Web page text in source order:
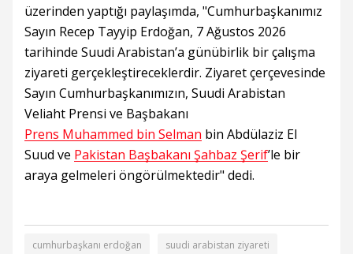
üzerinden yaptığı paylaşımda, "Cumhurbaşkanımız
Sayın Recep Tayyip Erdoğan, 7 Ağustos 2026
tarihinde Suudi Arabistan’a günübirlik bir çalışma
ziyareti gerçekleştireceklerdir. Ziyaret çerçevesinde
Sayın Cumhurbaşkanımızın, Suudi Arabistan
Veliaht Prensi ve Başbakanı
Prens Muhammed bin Selman bin Abdülaziz El
Suud ve Pakistan Başbakanı Şahbaz Şerif’le bir
araya gelmeleri öngörülmektedir" dedi.
cumhurbaşkanı erdoğan suudi arabistan ziyareti